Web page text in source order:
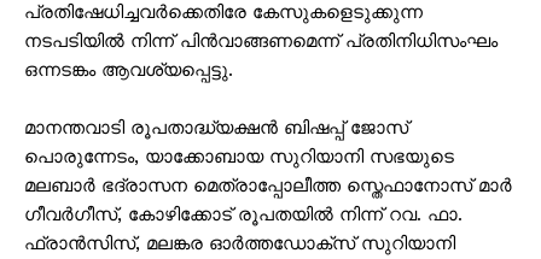
പ്രതിഷേധിച്ചവർക്കെതിരേ കേസുകളെടുക്കുന്ന
നടപടിയിൽ നിന്ന് പിൻവാങ്ങണമെന്ന് പ്രതിനിധിസംഘം
ഒന്നടങ്കം ആവശ്യപ്പെട്ടു.
മാനന്തവാടി രൂപതാദ്ധ്യക്ഷൻ ബിഷപ്പ് ജോസ്
പൊരുന്നേടം, യാക്കോബായ സുറിയാനി സഭയുടെ
മലബാർ ഭദ്രാസന മെത്രാപ്പോലീത്ത സ്തെഫാനോസ് മാർ
ഗീവർഗീസ്, കോഴിക്കോട് രൂപതയിൽ നിന്ന് റവ. ഫാ.
ഫ്രാൻസിസ്, മലങ്കര ഓർത്തഡോക്സ് സുറിയാനി